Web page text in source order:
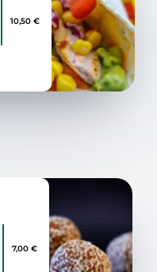
10,50 €
7,00 €